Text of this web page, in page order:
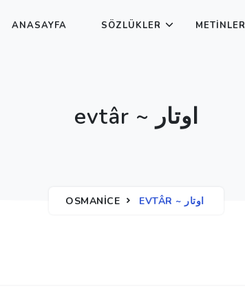
ANASAYFA SÖZLÜKLER METINLER
evtâr ~ اوتار
OSMANICE EVTÂR ~ اوتار